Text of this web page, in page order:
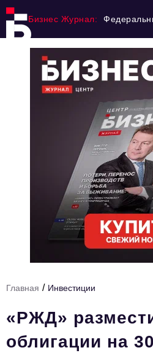
Бизнес Журнал:
Ниши и рынки
Технологии и тренды
HR
Персона номера
Главная / Инвестиции
«РЖД»
облигации на